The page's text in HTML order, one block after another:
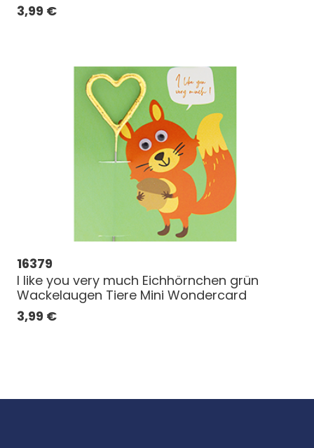
3,99 €
16379
I like you very much Eichhörnchen grün
Wackelaugen Tiere Mini Wondercard
3,99 €